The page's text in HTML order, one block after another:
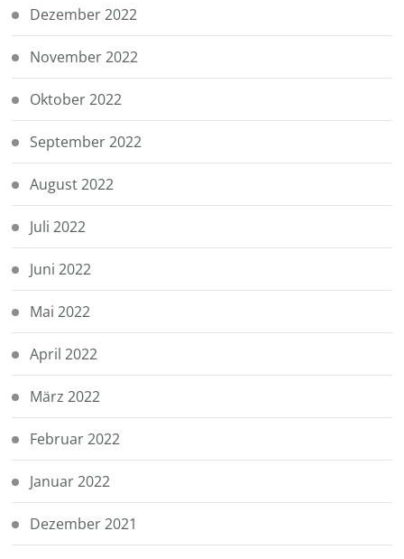
Dezember 2022
November 2022
Oktober 2022
September 2022
August 2022
Juli 2022
Juni 2022
Mai 2022
April 2022
März 2022
Februar 2022
Januar 2022
Dezember 2021